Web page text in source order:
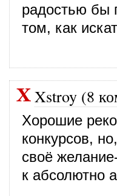
радостью бы
том, как
Xstroy (8
Хорошие
конкурсов,
своё
к абсолютно